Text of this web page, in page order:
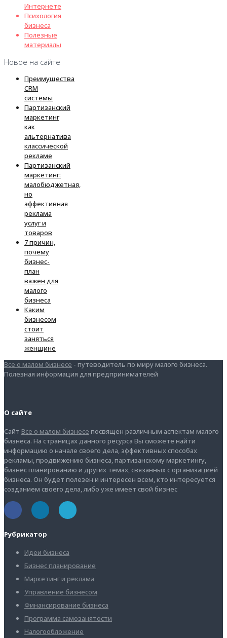
Интернете
Психология
бизнеса
Полезные
материалы
Новое на сайте
Преимущества
CRM
системы
Партизанский
маркетинг
как
альтернатива
классической
рекламе
Партизанский
маркетинг:
малобюджетная,
но
эффективная
реклама
услуг и
товаров
7 причин,
почему
бизнес-
план
важен для
малого
бизнеса
Каким
бизнесом
стоит
заняться
женщине
Все о малом бизнесе - путеводитель по миру малого бизнеса.
Полезная информация для предпринимателей
О сайте
Сайт Все о малом бизнесе посвящен различным аспектам малого
бизнеса. На страницах данного ресурса Вы сможете найти
информацию о начале своего дела, эффективных способах
рекламы, продвижению бизнеса, партизанскому маркетингу,
бизнес планированию и других темах, связанных с организацией
бизнеса. Он будет полезен и интересен всем, кто интересуется
созданием своего дела, либо уже имеет свой бизнес
Рубрикатор
Идеи бизнеса
Бизнес планирование
Маркетинг и реклама
Управление бизнесом
Финансирование бизнеса
Программа самозанятости
Налогообложение